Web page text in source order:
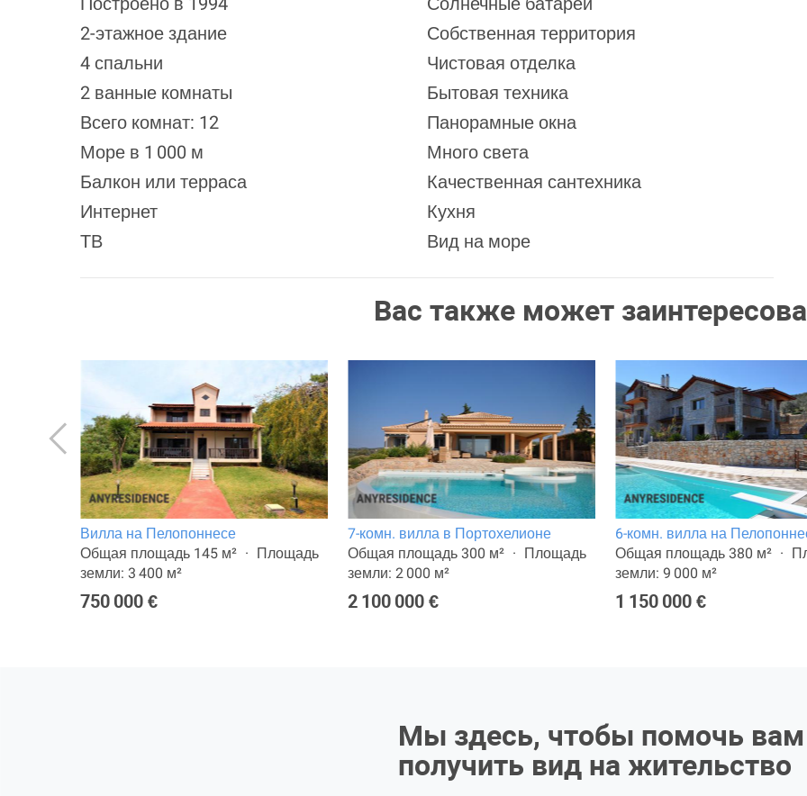
2-этажное здание
4 спальни
2 ванные комнаты
Всего комнат: 12
Море в 1 000 м
Балкон или терраса
Интернет
ТВ
Собственная территория
Чистовая отделка
Бытовая техника
Панорамные окна
Много света
Качественная сантехника
Кухня
Вид на море
Вас также может
Вилла на Пелопоннесе
Общая площадь 145 м²
Площадь
земли: 3 400 м²
750 000 €
7-комн. вилла в Портохелионе
Общая площадь 300 м²
Площадь
земли: 2 000 м²
2 100 000 €
6-комн. вилла на
Общая площадь 380 м²
земли: 9 000 м²
1 150 000 €
Мы здесь, чтобы помочь вам
получить вид на жительство